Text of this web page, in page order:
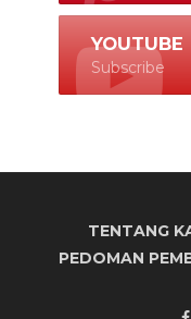
YOUTUBE
Subscribe
TENTANG
PEDOMAN